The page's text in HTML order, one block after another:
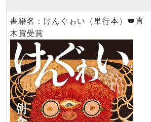
書籍名：けんぐゎい（単行本）👑直
木賞受賞